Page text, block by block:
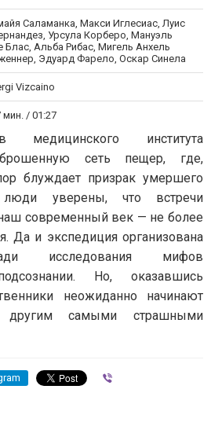
Саламанка, Макси Иглесиас, Луис
Урсула Корберо, Мануэль
Блас, Альба Рибас, Мигель Анхель
Эдуард Фарело, Оскар Синела
Vizcaino
мин. / 01:27
медицинского института
сеть пещер, где,
блуждает призрак умершего
уверены, что встречи
современный век — не более
Да и экспедиция организована
исследования мифов
Но, оказавшись
неожиданно начинают
другим самыми страшными